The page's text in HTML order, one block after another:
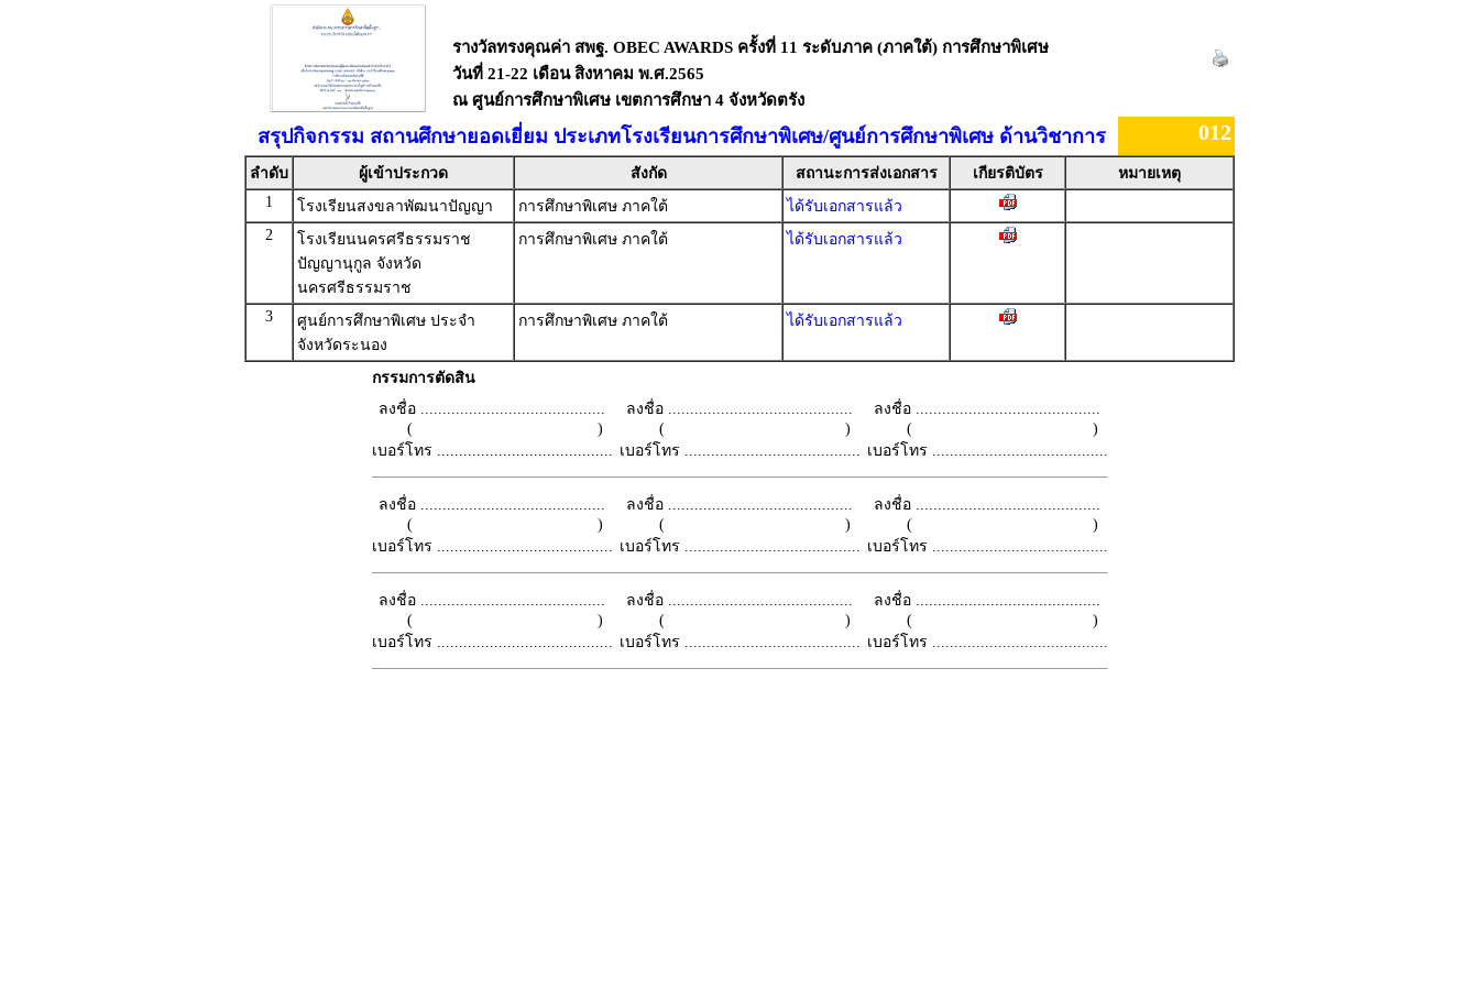
รางวัลทรงคุณค่า สพฐ. OBEC AWARDS ครั้งที่ 11 ระดับภาค (ภาคใต้) การศึกษาพิเศษ
วันที่ 21-22 เดือน สิงหาคม พ.ศ.2565
ณ ศูนย์การศึกษาพิเศษ เขตการศึกษา 4 จังหวัดตรัง
สรุปกิจกรรม สถานศึกษายอดเยี่ยม ประเภทโรงเรียนการศึกษาพิเศษ/ศูนย์การศึกษาพิเศษ ด้านวิชาการ 012
ลำดับ ผู้เข้าประกวด สังกัด สถานะการส่งเอกสาร เกียรติบัตร
หมายเหตุ
1
โรงเรียนสงขลาพัฒนาปัญญา การศึกษาพิเศษ ภาคใต้
ได้รับเอกสารแล้ว
2
โรงเรียนนครศรีธรรมราช
ปัญญานุกูล จังหวัด
นครศรีธรรมราช
การศึกษาพิเศษ ภาคใต้ ได้รับเอกสารแล้ว
3
ศูนย์การศึกษาพิเศษ ประจำ
จังหวัดระนอง
การศึกษาพิเศษ ภาคใต้ ได้รับเอกสารแล้ว
กรรมการตัดสิน
ลงชื่อ ..........................................
( )
เบอร์โทร ........................................
ลงชื่อ ..........................................
( )
เบอร์โทร ........................................
ลงชื่อ ..........................................
( )
เบอร์โทร ........................................
ลงชื่อ ..........................................
( )
เบอร์โทร ........................................
ลงชื่อ ..........................................
( )
เบอร์โทร ........................................
ลงชื่อ ..........................................
( )
เบอร์โทร ........................................
ลงชื่อ ..........................................
( )
เบอร์โทร ........................................
ลงชื่อ ..........................................
( )
เบอร์โทร ........................................
ลงชื่อ ..........................................
( )
เบอร์โทร ........................................